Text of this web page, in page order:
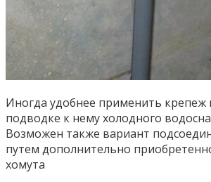
Иногда удобнее применить крепеж
подводке к нему холодного
Возможен также вариант
путем дополнительно
хомута